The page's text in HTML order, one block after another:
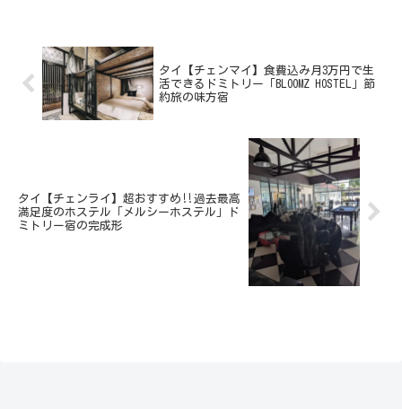
タイ【チェンマイ】食費込み月3万円で生
活できるドミトリー「BLOOMZ HOSTEL」節
約旅の味方宿
タイ【チェンライ】超おすすめ‼過去最高
満足度のホステル「メルシーホステル」ド
ミトリー宿の完成形